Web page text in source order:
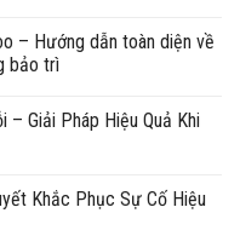
– Hướng dẫn toàn diện về
bảo trì
– Giải Pháp Hiệu Quả Khi
Khắc Phục Sự Cố Hiệu